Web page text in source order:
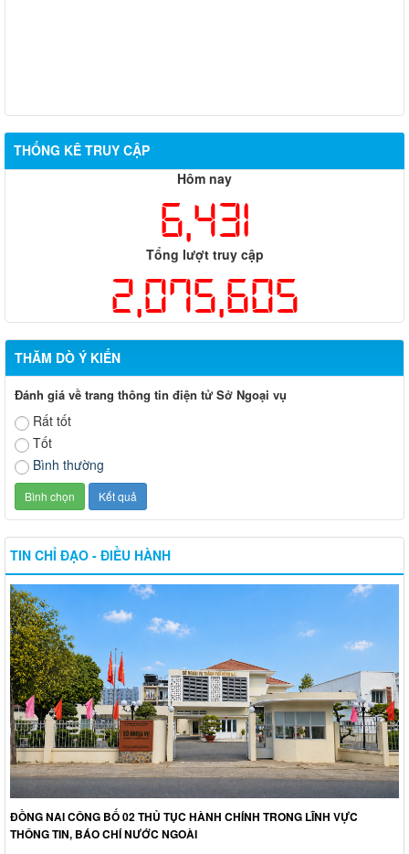
THỐNG KÊ TRUY CẬP
Hôm nay
6,431
Tổng lượt truy cập
2,075,605
THĂM DÒ Ý KIẾN
Đánh giá về trang thông tin điện tử Sở Ngoại vụ
Rất tốt
Tốt
Bình thường
TIN CHỈ ĐẠO - ĐIỀU HÀNH
ĐỒNG NAI CÔNG BỐ 02 THỦ TỤC HÀNH CHÍNH TRONG LĨNH VỰC
THÔNG TIN, BÁO CHÍ NƯỚC NGOÀI